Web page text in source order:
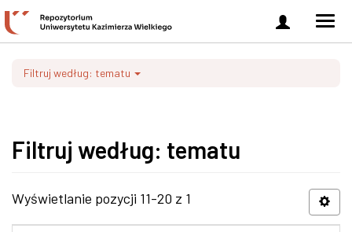
Zaloguj
się
Filtruj według: tematu
Filtruj według: tematu
Wyświetlanie pozycji 11-20 z 1